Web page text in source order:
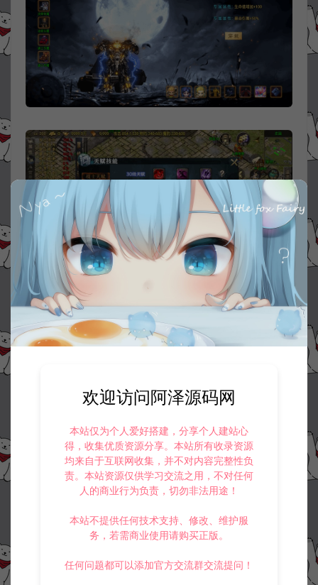
欢迎访问阿泽源码网
本站仅为个人爱好搭建，分享个人建站心
得，收集优质资源分享。本站所有收录资源
均来自于互联网收集，并不对内容完整性负
责。本站资源仅供学习交流之用，不对任何
人的商业行为负责，切勿非法用途！
本站不提供任何技术支持、修改、维护服
务，若需商业使用请购买正版。
任何问题都可以添加官方交流群交流提问！